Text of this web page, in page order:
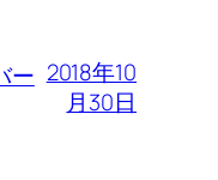
ー 2018年10
月30日